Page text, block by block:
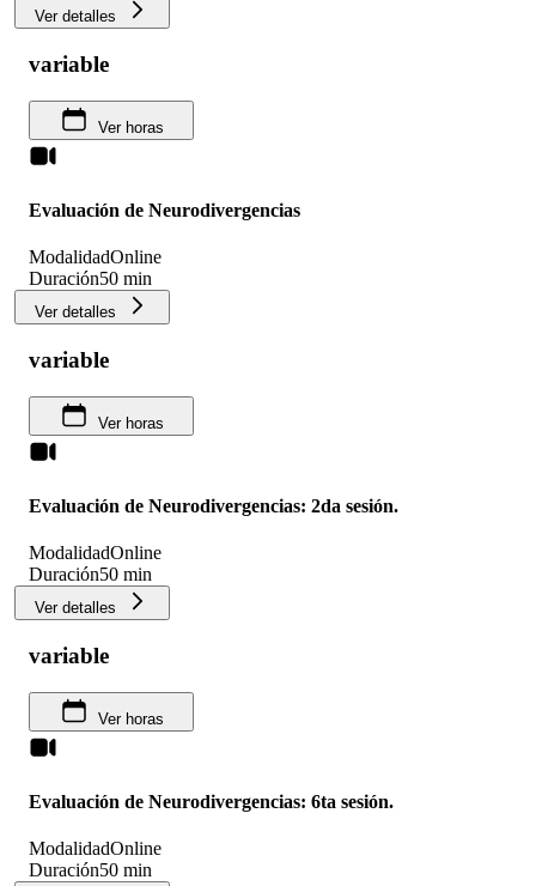
Ver detalles
variable
Ver horas
Evaluación de Neurodivergencias
ModalidadOnline
Duración50 min
Ver detalles
variable
Ver horas
Evaluación de Neurodivergencias: 2da sesión.
ModalidadOnline
Duración50 min
Ver detalles
variable
Ver horas
Evaluación de Neurodivergencias: 6ta sesión.
ModalidadOnline
Duración50 min